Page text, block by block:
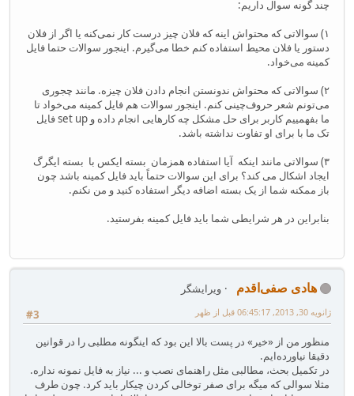
چند گونه سوال داریم:
۱) سوالاتی که محتواش اینه که فلان چیز درست کار نمی‌کنه یا اگر از فلان
دستور یا فلان محیط استفاده کنم خطا می‌گیرم. اینجور سوالات حتما فایل
کمینه می‌خواد.
۲) سوالاتی که محتواش ندونستن انجام دادن فلان چیزه. مانند چجوری
می‌تونم شعر حروف‌چینی کنم. اینجور سوالات هم فایل کمینه می‌خواد تا
ما بفهمییم کاربر برای حل مشکل چه کارهایی انجام داده و set up فایل
تک ما با برای او تفاوت نداشته باشد.
۳) سوالاتی مانند اینکه آیا استفاده همزمان بسته ایکس با بسته ایگرگ
ایجاد اشکال می کند؟ برای این سوالات حتماً باید فایل کمینه باشد چون
باز ممکنه شما از یک بسته اضافه دیگر استفاده کنید و من نکنم.
بنابراین در هر شرایطی شما باید فایل کمینه بفرستید.
هادی صفی‌اقدم
ویرایشگر
#3
ژانویه 30, 2013, 06:45:17 قبل از ظهر
منظور من از «خیر» در پست بالا این بود که اینگونه مطلبی را در قوانین
دقیقا نیاورده‌ایم.
در تکمیل بحث، مطالبی مثل راهنمای نصب و ... نیاز به فایل نمونه نداره.
مثلا سوالی که میگه برای صفر توخالی کردن چیکار باید کرد. چون طرف